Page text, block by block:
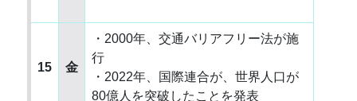
15 金
・2000年、交通バリアフリー法が施
行
・2022年、国際連合が、世界人口が
80億人を突破したことを発表